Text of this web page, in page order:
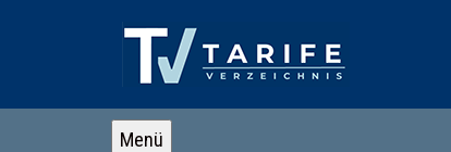
Menü